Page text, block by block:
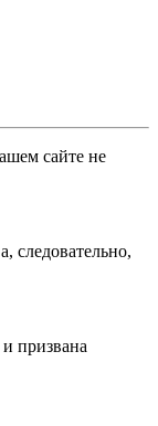
сайте не
следовательно,
призвана